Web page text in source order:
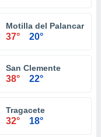
Motilla del Palancar
37° 20°
San Clemente
38° 22°
Tragacete
32° 18°